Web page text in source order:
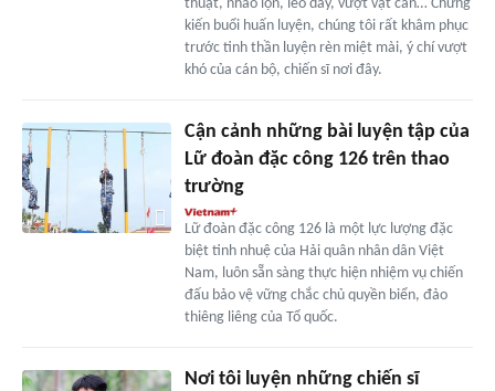
thuật, nhào lộn, leo dây, vượt vật cản… Chứng
kiến buổi huấn luyện, chúng tôi rất khâm phục
trước tinh thần luyện rèn miệt mài, ý chí vượt
khó của cán bộ, chiến sĩ nơi đây.
Cận cảnh những bài luyện tập của
Lữ đoàn đặc công 126 trên thao
trường
Lữ đoàn đặc công 126 là một lực lượng đặc
biệt tinh nhuệ của Hải quân nhân dân Việt
Nam, luôn sẵn sàng thực hiện nhiệm vụ chiến
đấu bảo vệ vững chắc chủ quyền biển, đảo
thiêng liêng của Tổ quốc.
Nơi tôi luyện những chiến sĩ